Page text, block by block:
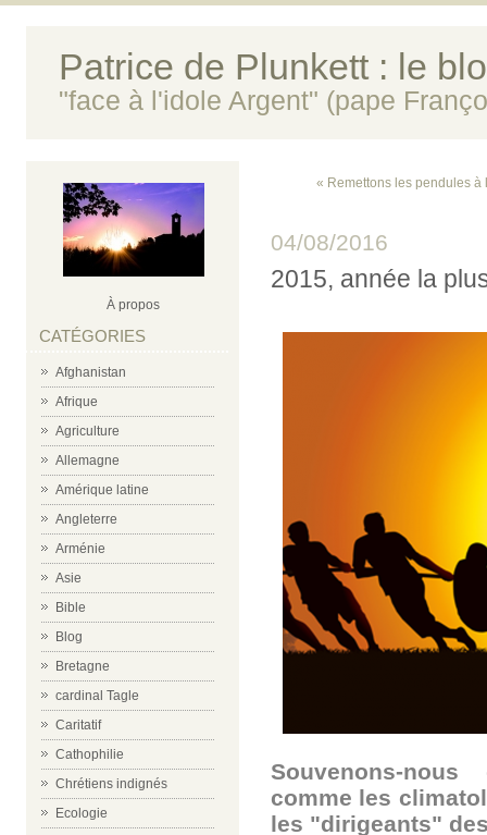
Patrice de Plunkett : le
"face à l'idole Argent" (pape
À propos
CATÉGORIES
Afghanistan
Afrique
Agriculture
Allemagne
Amérique latine
Angleterre
Arménie
Asie
Bible
Blog
Bretagne
cardinal Tagle
Caritatif
Cathophilie
Chrétiens indignés
Ecologie
« Remettons les pendules à
04/08/2016
2015, année la
Souvenons-
comme les
les "dirigeants"